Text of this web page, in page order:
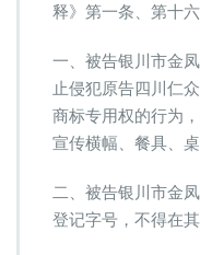
释》第一条、第十
一、被告银川市金
止侵犯原告四川仁
商标专用权的行为
宣传横幅、餐具、
二、被告银川市金
登记字号，不得在